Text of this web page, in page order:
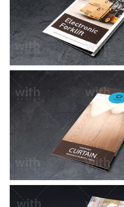
LF082_1_2
LF058_1_2